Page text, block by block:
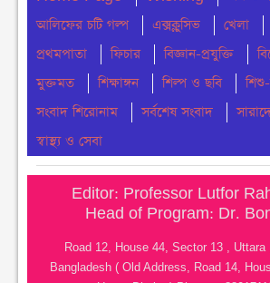
বুধবার ● ৫ আগস্ট ২০২৬
নোয়াখালীতে ডাকাতির ঘটনায় ৪ ডাকাত
বুধবার ● ৫ আগস্ট ২০২৬
সংবিধান থেকে বাতিল হতে পারে শেখ
‘জাতির পিতা’ স্বীকৃতি
ঢাকা কলেজে ছাত্রদল-শিবিরের সংঘর্ষ
মঙ্গলবার ● ৪ আগস্ট ২০২৬
আলিফের চটি গল্প
এক্সক্লুসিভ খেলা
প্রথমপাতা
ফিচার বিজ্ঞান-প্রযুক্তি
মুক্তমত
শিক্ষাঙ্গন শিল্প ও ছবি
সংবাদ শিরোনাম
সর্বশেষ সংবাদ
স্বাস্থ্য ও সেবা
Editor: Professor Lutfor
Head of Program: Dr.
Road 12, House 44, Sector 13 , Uttara
Bangladesh ( Old Address, Road 14,